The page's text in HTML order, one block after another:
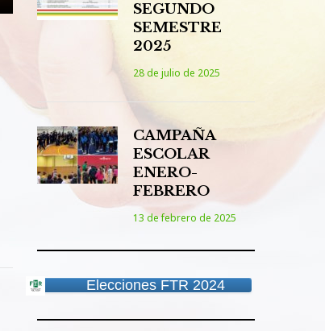
SEGUNDO
SEMESTRE
2025
28 de julio de 2025
CAMPAÑA
ESCOLAR
ENERO-
FEBRERO
13 de febrero de 2025
Elecciones FTR 2024